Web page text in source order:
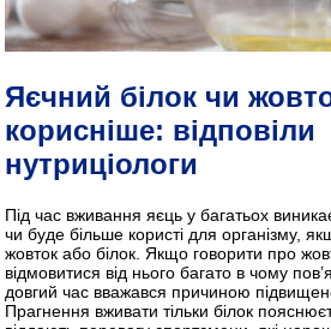
Яєчний білок чи
корисніше: відповіли
нутриціологи
Під час вживання яєць у багатьох
чи буде більше користі для організму,
жовток або білок. Якщо говорити про
відмовитися від нього багато в чому
довгий час вважався причиною
Прагнення вживати тільки білок